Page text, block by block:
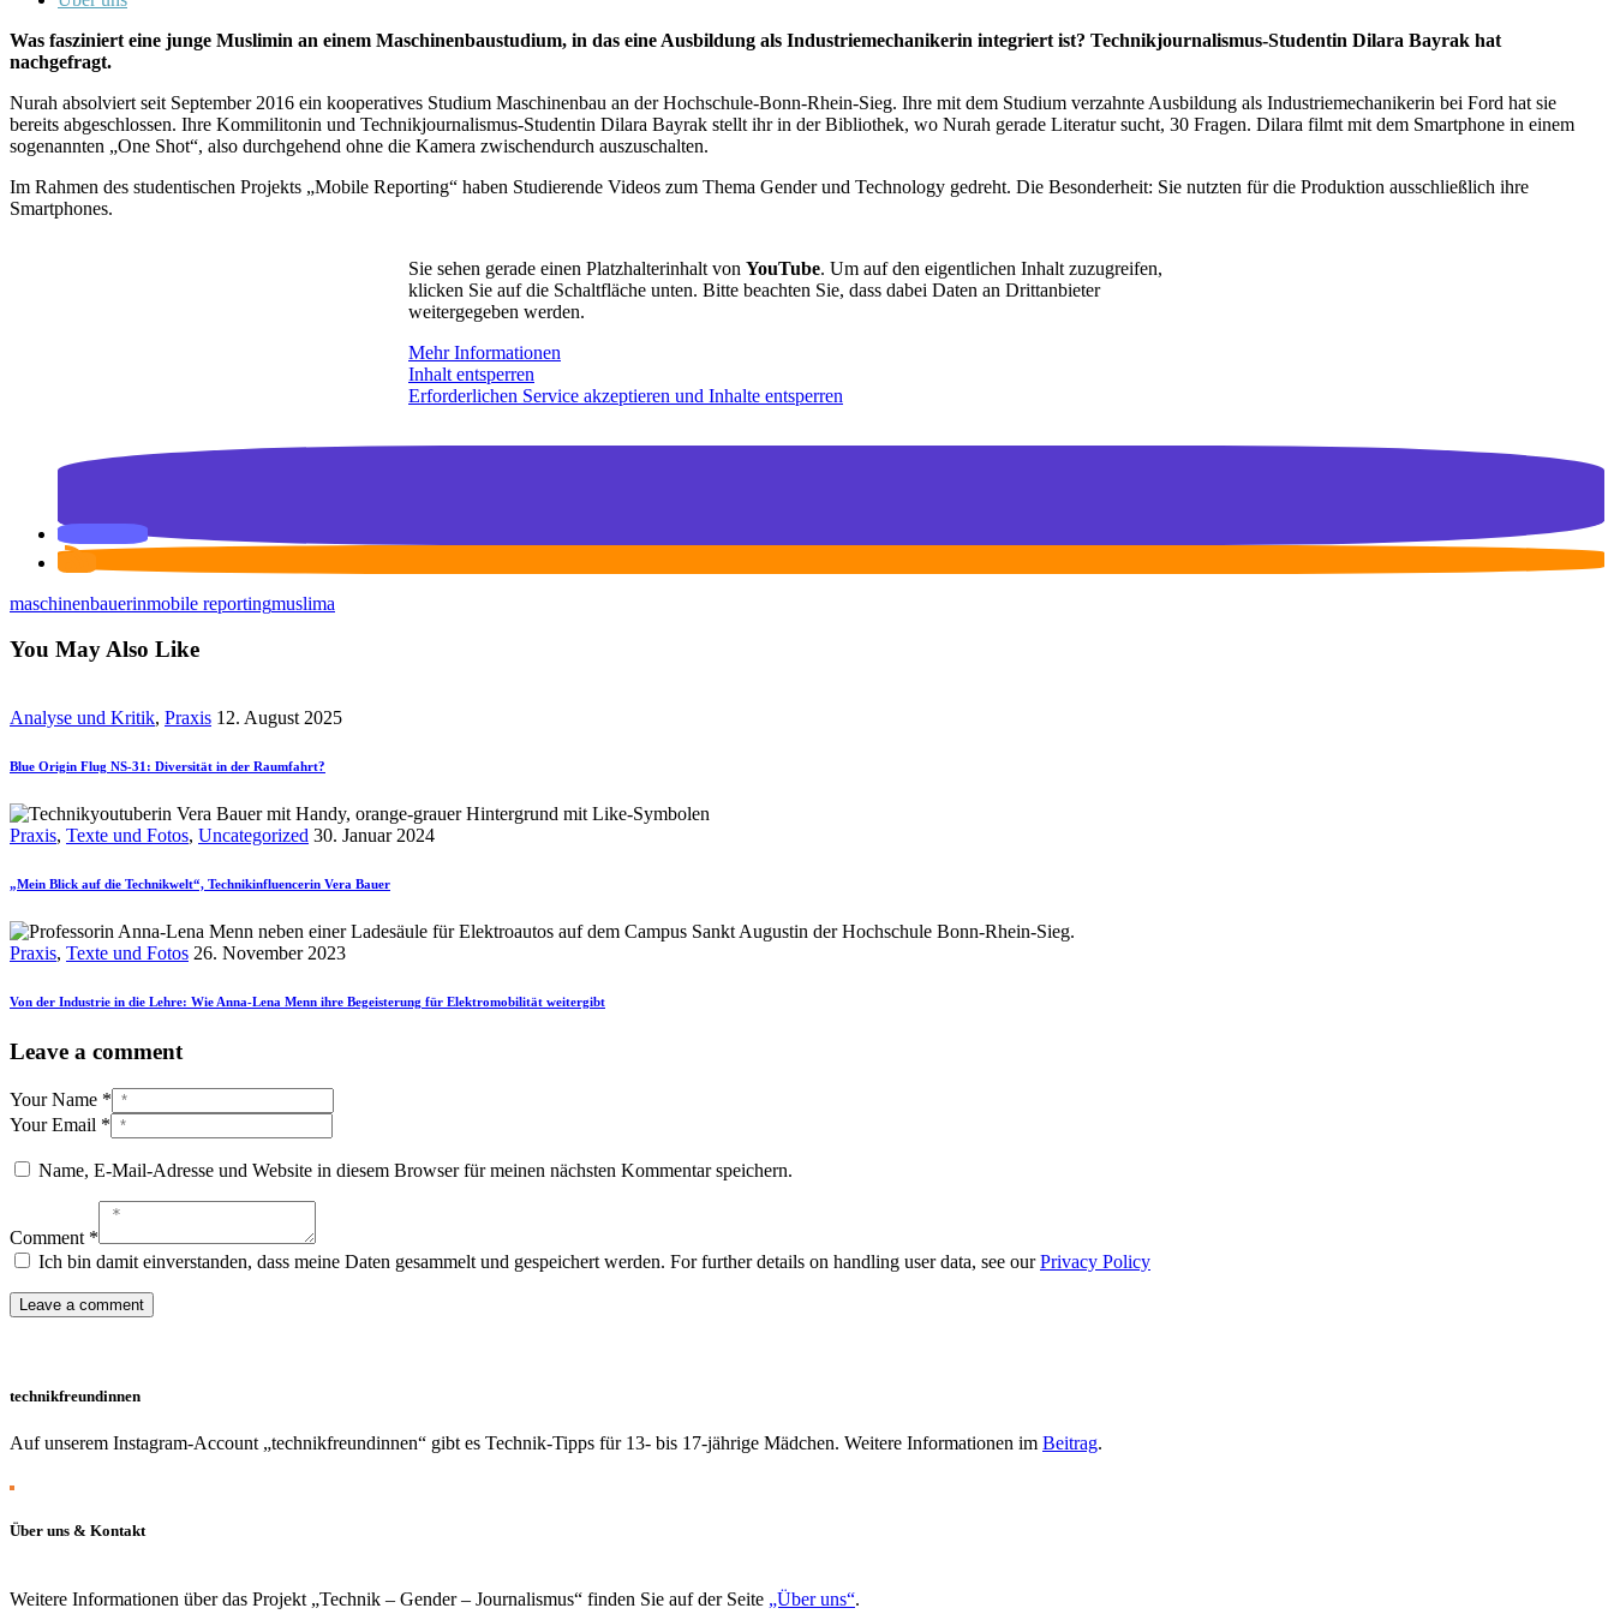
Was fasziniert eine junge Muslimin an einem Maschinenbaustudium, in das eine Ausbildung als Industriemechanikerin integriert ist? Technikjournalismus-Studentin Dilara Bayrak hat
nachgefragt.
Nurah absolviert seit September 2016 ein kooperatives Studium Maschinenbau an der Hochschule-Bonn-Rhein-Sieg. Ihre mit dem Studium verzahnte Ausbildung als Industriemechanikerin bei Ford hat sie
bereits abgeschlossen. Ihre Kommilitonin und Technikjournalismus-Studentin Dilara Bayrak stellt ihr in der Bibliothek, wo Nurah gerade Literatur sucht, 30 Fragen. Dilara filmt mit dem Smartphone in einem
sogenannten „One Shot“, also durchgehend ohne die Kamera zwischendurch auszuschalten.
Im Rahmen des studentischen Projekts „Mobile Reporting“ haben Studierende Videos zum Thema Gender und Technology gedreht. Die Besonderheit: Sie nutzten für die Produktion ausschließlich ihre
Smartphones.
Sie sehen gerade einen Platzhalterinhalt von YouTube. Um auf den eigentlichen Inhalt zuzugreifen,
klicken Sie auf die Schaltfläche unten. Bitte beachten Sie, dass dabei Daten an Drittanbieter
weitergegeben werden.
Mehr Informationen
Inhalt entsperren
Erforderlichen Service akzeptieren und Inhalte entsperren
maschinenbauerinmobile reportingmuslima
You May Also Like
Analyse und Kritik, Praxis 12. August 2025
Blue Origin Flug NS-31: Diversität in der Raumfahrt?
Praxis, Texte und Fotos, Uncategorized 30. Januar 2024
„Mein Blick auf die Technikwelt“, Technikinfluencerin Vera Bauer
Praxis, Texte und Fotos 26. November 2023
Von der Industrie in die Lehre: Wie Anna-Lena Menn ihre Begeisterung für Elektromobilität weitergibt
Leave a comment
Your Name *
Your Email *
Name, E-Mail-Adresse und Website in diesem Browser für meinen nächsten Kommentar speichern.
Comment *
Ich bin damit einverstanden, dass meine Daten gesammelt und gespeichert werden. For further details on handling user data, see ourPrivacy Policy
technikfreundinnen
Auf unserem Instagram-Account „technikfreundinnen“ gibt es Technik-Tipps für 13- bis 17-jährige Mädchen. Weitere Informationen im Beitrag.
Über uns & Kontakt
Weitere Informationen über das Projekt „Technik – Gender – Journalismus“ finden Sie auf der Seite „Über uns“.